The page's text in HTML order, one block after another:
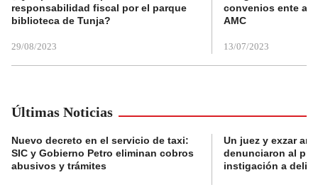
responsabilidad fiscal por el parque
biblioteca de Tunja?
29/08/2023
convenios ente
AMC
13/07/2023
Últimas Noticias
Nuevo decreto en el servicio de taxi:
SIC y Gobierno Petro eliminan cobros
abusivos y trámites
Un juez y exzar
denunciaron al
instigación a